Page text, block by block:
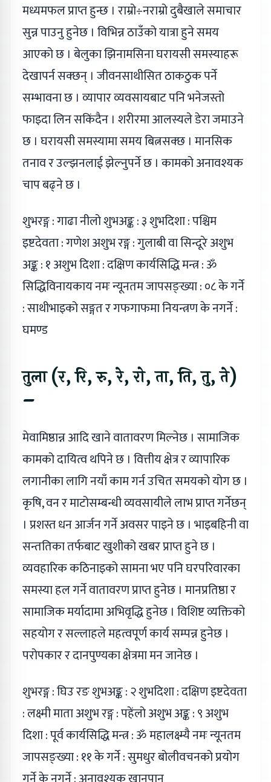
मध्यमफल प्राप्त हुन्छ । राम्रो÷नराम्रो दुबैखाले समाचार
सुन्न पाउनु हुनेछ । विभिन्न ठाउँको यात्रा हुने समय
आएको छ । बेलुका झिनामसिना घरायसी समस्याहरू
देखापर्न सक्छन् । जीवनसाथीसित ठाकठुक पर्ने
सम्भावना छ । व्यापार व्यवसायबाट पनि भनेजस्तो
फाइदा लिन सकिंदैन । शरीरमा आलस्यले डेरा जमाउने
छ । घरायसी समस्यामा समय बित्नसक्छ । मानसिक
तनाव र उल्झनलाई झेल्नुपर्ने छ । कामको अनावश्यक
चाप बढ्ने छ ।
शुभरङ्ग : गाढा नीलो शुभअङ्क : ३ शुभदिशा : पश्चिम
इष्टदेवता : गणेश अशुभ रङ्ग : गुलाबी वा सिन्दूरे अशुभ
अङ्क : १ अशुभ दिशा : दक्षिण कार्यसिद्धि मन्त्र : ॐ
सिद्धिविनायकाय नमः न्यूनतम जापसङ्ख्या : ०८ के गर्ने
: साथीभाइको सङ्गत र गफगाफमा नियन्त्रण के नगर्ने :
घमण्ड
तुला (र, रि, रु, रे, रो, ता, ति, तु, ते)
–
मेवामिष्ठान्न आदि खाने वातावरण मिल्नेछ । सामाजिक
कामको दायित्व थपिने छ । वित्तीय क्षेत्र र व्यापारिक
लगानीका लागि नयाँ काम गर्न उचित समयको योग छ ।
कृषि, वन र माटोसम्बन्धी व्यवसायीले लाभ प्राप्त गर्नेछन्
। प्रशस्त धन आर्जन गर्ने अवसर पाइने छ । भाइबहिनी वा
सन्ततिका तर्फबाट खुशीको खबर प्राप्त हुने छ ।
व्यवहारिक कठिनाइको सामना भए पनि घरपरिवारका
समस्या हल गर्ने वातावरण प्राप्त हुनेछ । मानप्रतिष्ठा र
सामाजिक मर्यादामा अभिवृद्धि हुनेछ । विशिष्ट व्यक्तिको
सहयोग र सल्लाहले महत्वपूर्ण कार्य सम्पन्न हुनेछ ।
परोपकार र दानपुण्यका क्षेत्रमा मन जानेछ ।
शुभरङ्ग : घिउ रङ शुभअङ्क : २ शुभदिशा : दक्षिण इष्टदेवता
: लक्ष्मी माता अशुभ रङ्ग : पहेंलो अशुभ अङ्क : ९ अशुभ
दिशा : पूर्व कार्यसिद्धि मन्त्र : ॐ महालक्ष्म्यै नमः न्यूनतम
जापसङ्ख्या : ११ के गर्ने : सुमधुर बोलीवचनको प्रयोग